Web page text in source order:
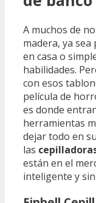
A muchos de
madera, ya
en casa o
habilidades.
con esos
película de
es donde
herramientas
dejar todo en
las
están en el
inteligente y